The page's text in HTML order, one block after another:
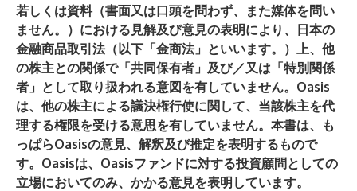
若しくは資料（書面又は口頭を問わず、また媒体を問い
ません。）における見解及び意見の表明により、日本の
金融商品取引法（以下「金商法」といいます。）上、他
の株主との関係で「共同保有者」及び／又は「特別関係
者」として取り扱われる意図を有していません。Oasis
は、他の株主による議決権行使に関して、当該株主を代
理する権限を受ける意思を有していません。本書は、も
っぱらOasisの意見、解釈及び推定を表明するもので
す。Oasisは、Oasisファンドに対する投資顧問としての
立場においてのみ、かかる意見を表明しています。